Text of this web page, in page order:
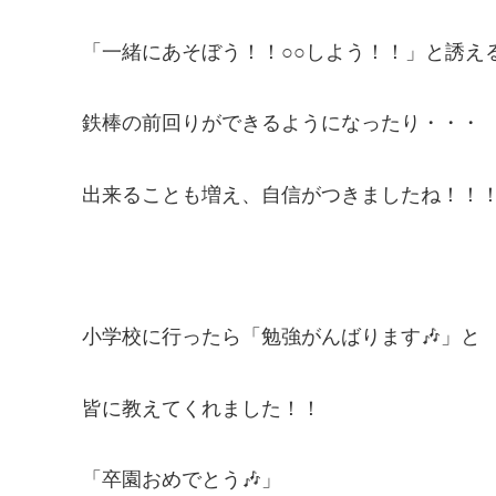
「一緒にあそぼう！！○○しよう！！」と誘え
鉄棒の前回りができるようになったり・・・
出来ることも増え、自信がつきましたね！！！
小学校に行ったら「勉強がんばります🎶」と
皆に教えてくれました！！
「卒園おめでとう🎶」